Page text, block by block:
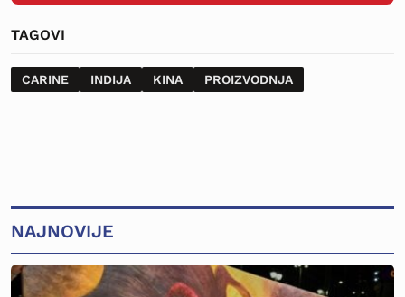
TAGOVI
CARINE INDIJA KINA PROIZVODNJA
NAJNOVIJE